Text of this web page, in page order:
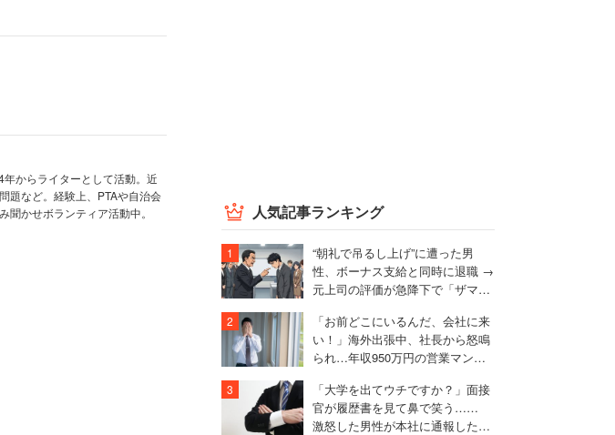
は違う。女性は、相
か？」
からライターとして活動。近
題など。経験上、PTAや自治会
かせボランティア活動中。
人気記事ランキング
“朝礼で吊るし上げ”に遭った男
性、ボーナス支給と同時に退職 →
元上司の評価が急降下で「ザマア
「お前どこにいるんだ、会社に来
い！」海外出張中、社長から怒鳴
られ…年収950万円の営業マンが
「大学を出てウチですか？」面接
官が履歴書を見て鼻で笑う……
激怒した男性が本社に通報した結